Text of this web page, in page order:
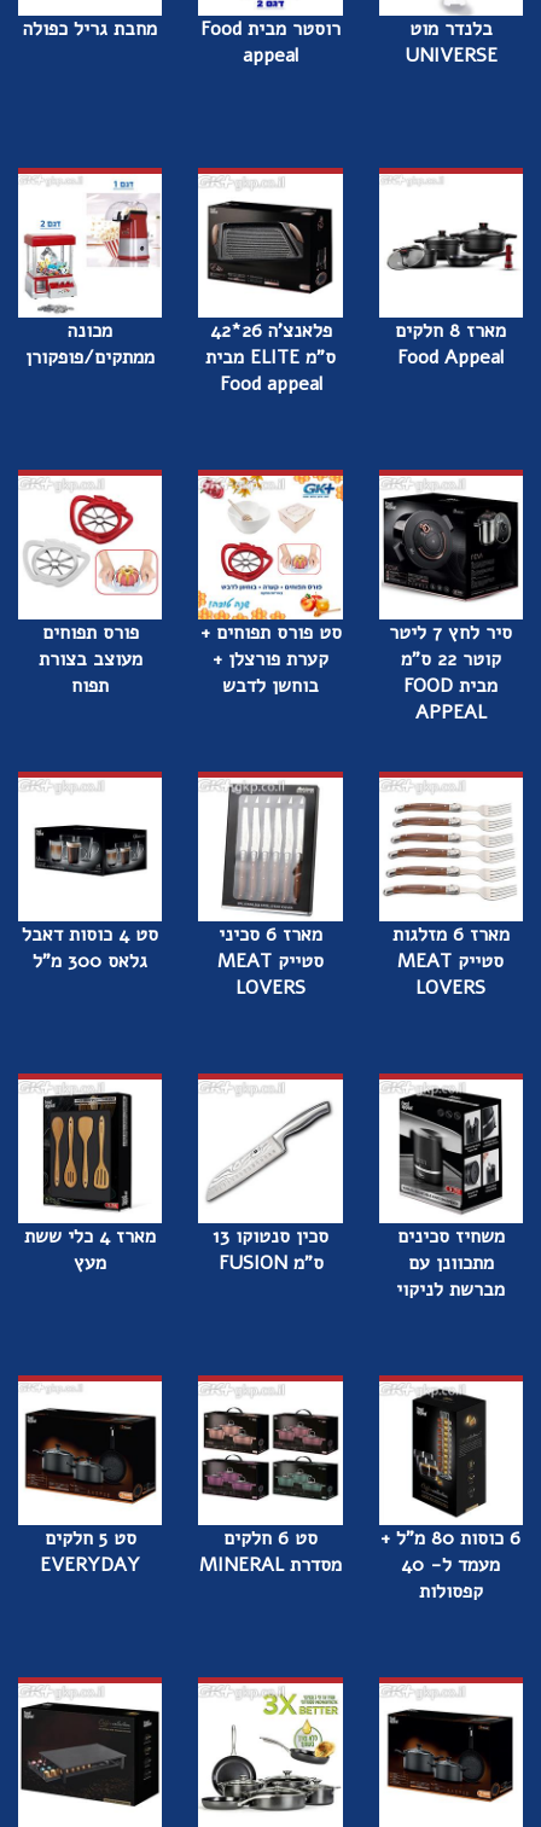
בלנדר מוט
UNIVERSE
רוסטר מבית Food
appeal
מחבת גריל כפולה
מארז 8 חלקים
Food Appeal
פלאנצ'ה 26*42
ס"מ ELITE מבית
Food appeal
מכונה
ממתקים/פופקורן
סיר לחץ 7 ליטר
קוטר 22 ס"מ
מבית FOOD
APPEAL
סט פורס תפוחים +
קערת פורצלן +
בוחשן לדבש
פורס תפוחים
מעוצב בצורת
תפוח
מארז 6 מזלגות
סטייק MEAT
LOVERS
מארז 6 סכיני
סטייק MEAT
LOVERS
סט 4 כוסות דאבל
גלאס 300 מ"ל
משחיז סכינים
מתכוונן עם
מברשת לניקוי
סכין סנטוקו 13
ס"מ FUSION
מארז 4 כלי ששת
מעץ
6 כוסות 80 מ"ל +
מעמד ל- 40
קפסולות
סט 6 חלקים
מסדרת MINERAL
סט 5 חלקים
EVERYDAY